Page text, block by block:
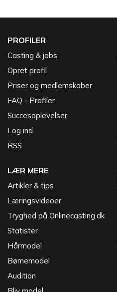
PROFILER
Casting & jobs
Opret profil
Priser og medlemskaber
FAQ - Profiler
Succesoplevelser
Log ind
RSS
LÆR MERE
Artikler & tips
Læringsvideoer
Tryghed på Onlinecasting.dk
Statister
Hårmodel
Børnemodel
Audition